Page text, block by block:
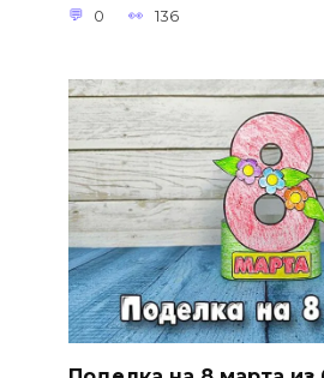
0 136